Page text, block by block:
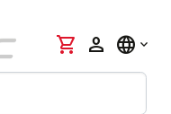
shopping_cart person language